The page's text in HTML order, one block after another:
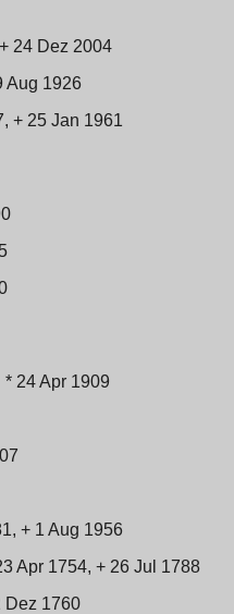
24 Dez 2004
Aug 1926
+ 25 Jan 1961
* 24 Apr 1909
+ 1 Aug 1956
Apr 1754, + 26 Jul 1788
Dez 1760